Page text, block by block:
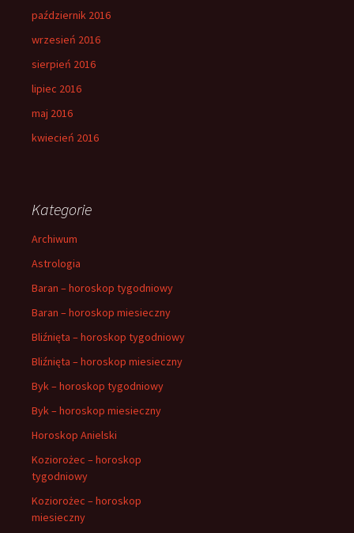
październik 2016
wrzesień 2016
sierpień 2016
lipiec 2016
maj 2016
kwiecień 2016
Kategorie
Archiwum
Astrologia
Baran – horoskop tygodniowy
Baran – horoskop miesieczny
Bliźnięta – horoskop tygodniowy
Bliźnięta – horoskop miesieczny
Byk – horoskop tygodniowy
Byk – horoskop miesieczny
Horoskop Anielski
Koziorożec – horoskop
tygodniowy
Koziorożec – horoskop
miesieczny